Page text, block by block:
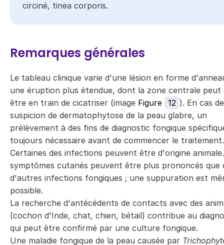
circiné, tinea corporis​.​
Remarques générales
Le tableau clinique varie d'une lésion en forme
une éruption plus étendue, dont la zone centrale peut
être en train de cicatriser (image Figure 12 ). En cas de
suspicion de dermatophytose de la peau glabre, un
prélèvement à des fins de diagnostic fongique
toujours nécessaire avant de commencer le traitement.
Certaines des infections peuvent être d'origine
symptômes cutanés peuvent être plus prononcés que
d'autres infections fongiques ; une suppuration est
possible.
La recherche d'antécédents de contacts avec des
(cochon d'Inde, chat, chien, bétail) contribue au
qui peut être confirmé par une culture fongique.
Une maladie fongique de la peau causée par